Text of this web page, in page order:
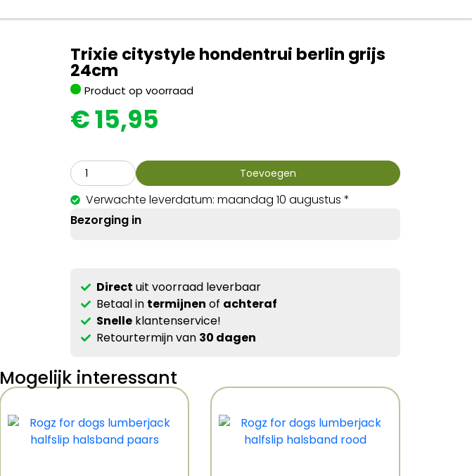
Trixie citystyle hondentrui berlin grijs
24cm
Product op voorraad
€15,95
Toevoegen
Verwachte leverdatum: maandag 10 augustus *
Bezorging in
Direct uit voorraad leverbaar
Betaal in termijnen of achteraf
Snelle klantenservice!
Retourtermijn van 30 dagen
Mogelijk interessant